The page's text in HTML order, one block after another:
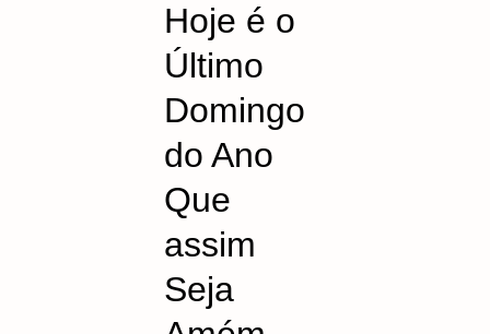
Hoje é o
Último
Domingo
do Ano
Que
assim
Seja